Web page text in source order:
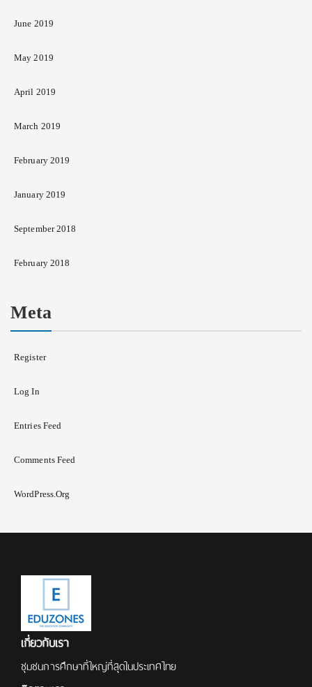
June 2019
May 2019
April 2019
March 2019
February 2019
January 2019
September 2018
February 2018
Meta
Register
Log In
Entries Feed
Comments Feed
WordPress.org
เกี่ยวกับเรา
ชุมชนการศึกษาที่ใหญ่ที่สุดในประเทศไทย